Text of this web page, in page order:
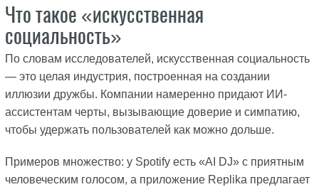
Что такое «искусственная
социальность»
По словам исследователей, искусственная социальность
— это целая индустрия, построенная на создании
иллюзии дружбы. Компании намеренно придают ИИ-
ассистентам черты, вызывающие доверие и симпатию,
чтобы удержать пользователей как можно дольше.
Примеров множество: у Spotify есть «AI DJ» с приятным
человеческим голосом, а приложение Replika предлагает